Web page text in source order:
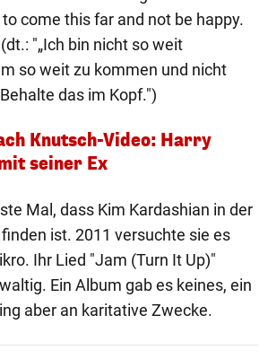
come this far and not be happy.
"„Ich bin nicht so weit
so weit zu kommen und nicht
das im Kopf.")
Knutsch-Video: Harry
seiner Ex
Mal, dass Kim Kardashian in der
ist. 2011 versuchte sie es
Ihr Lied "Jam (Turn It Up)"
Ein Album gab es keines, ein
aber an karitative Zwecke.